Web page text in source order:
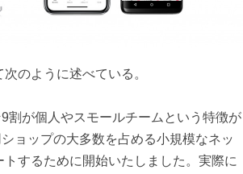
のように述べている。
割が個人やスモールチームという特徴が
ョップの大多数を占める小規模なネッ
するために開始いたしました。実際に